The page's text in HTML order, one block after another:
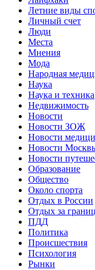
Летние виды
Личный счет
Люди
Места
Мнения
Мода
Народная
Наука
Наука и техника
Недвижимость
Новости
Новости ЗОЖ
Новости
Новости
Новости
Образование
Общество
Около спорта
Отдых в России
Отдых за
ПДД
Политика
Происшествия
Психология
Рынки